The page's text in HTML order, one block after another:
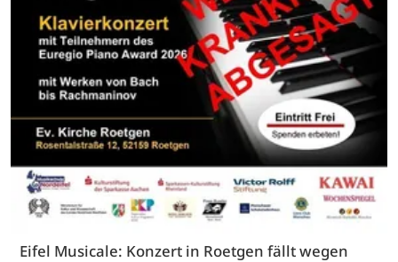
Eifel Musicale: Konzert in Roetgen fällt wegen